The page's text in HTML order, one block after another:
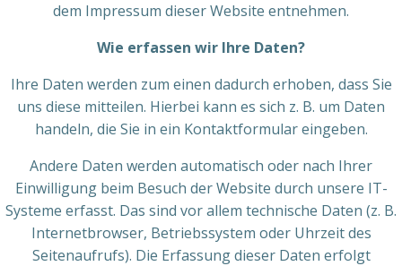
dem Impressum dieser Website entnehmen.
Wie erfassen wir Ihre Daten?
Ihre Daten werden zum einen dadurch erhoben, dass Sie
uns diese mitteilen. Hierbei kann es sich z. B. um Daten
handeln, die Sie in ein Kontaktformular eingeben.
Andere Daten werden automatisch oder nach Ihrer
Einwilligung beim Besuch der Website durch unsere IT-
Systeme erfasst. Das sind vor allem technische Daten (z. B.
Internetbrowser, Betriebssystem oder Uhrzeit des
Seitenaufrufs). Die Erfassung dieser Daten erfolgt